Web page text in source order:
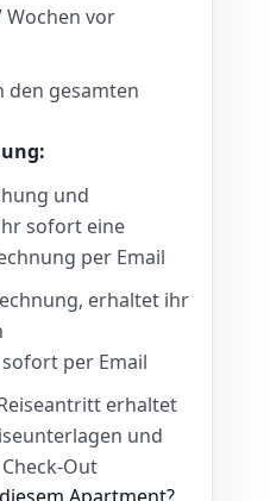
Wochen vor
den gesamten
und
sofort eine
per Email
erhaltet ihr
per Email
erhaltet
und
Out
Apartment?